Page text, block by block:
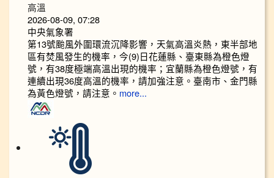
高溫
2026-08-09, 07:28
中央氣象署
第13號颱風外圍環流沉降影響，天氣高溫炎熱，東半部地
區有焚風發生的機率，今(9)日花蓮縣、臺東縣為橙色燈
號，有38度極端高溫出現的機率；宜蘭縣為橙色燈號，有
連續出現36度高溫的機率，請加強注意。臺南市、金門縣
為黃色燈號，請注意。 more...